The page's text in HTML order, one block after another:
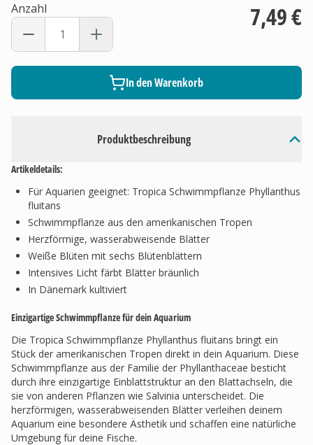
Produktbeschreibung
Artikeldetails:
Für Aquarien geeignet: Tropica Schwimmpflanze Phyllanthus
fluitans
Schwimmpflanze aus den amerikanischen Tropen
Herzförmige, wasserabweisende Blätter
Weiße Blüten mit sechs Blütenblättern
Intensives Licht färbt Blätter bräunlich
In Dänemark kultiviert
Einzigartige Schwimmpflanze für dein Aquarium
Die Tropica Schwimmpflanze Phyllanthus fluitans bringt ein
Stück der amerikanischen Tropen direkt in dein Aquarium. Diese
Schwimmpflanze aus der Familie der Phyllanthaceae besticht
durch ihre einzigartige Einblattstruktur an den Blattachseln, die
sie von anderen Pflanzen wie Salvinia unterscheidet. Die
herzförmigen, wasserabweisenden Blätter verleihen deinem
Aquarium eine besondere Ästhetik und schaffen eine natürliche
Umgebung für deine Fische.
Anzahl 7,49 €
In den Warenkorb